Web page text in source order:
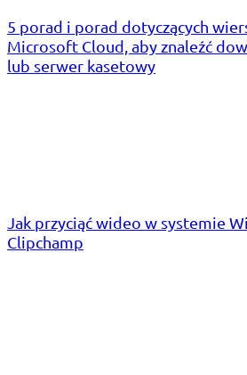
5 porad i porad dotyczących
Microsoft Cloud, aby znaleźć
lub serwer kasetowy
Jak przyciąć wideo w systemie
Clipchamp